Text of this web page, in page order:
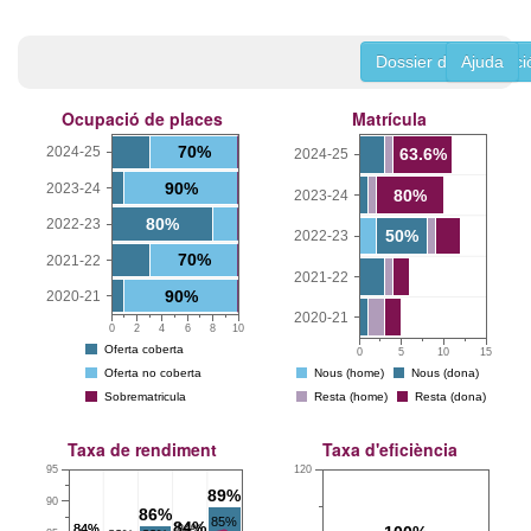
Dossier de laAjuda
Ocupació de places Matrícula
Oferta coberta
Oferta no coberta
Sobrematricula
80%
90%
70%
90%
70%
2020-21
2021-22
2022-23
2023-24
2024-25
0 2 4 6 8 10
Nous (home)
Nous (dona)
Resta (home)
Resta (dona)
50%
80%
63.6%
2020-21
2021-22
2022-23
2023-24
2024-25
0 5 10 15
Taxa de rendiment Taxa d'eficiència
86%
89%
90
95
85%
120